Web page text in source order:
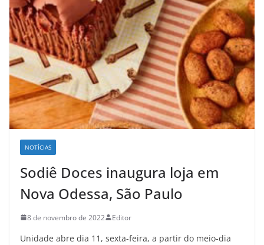
NOTÍCIAS
Sodiê Doces inaugura loja em
Nova Odessa, São Paulo
8 de novembro de 2022 Editor
Unidade abre dia 11, sexta-feira, a partir do meio-dia